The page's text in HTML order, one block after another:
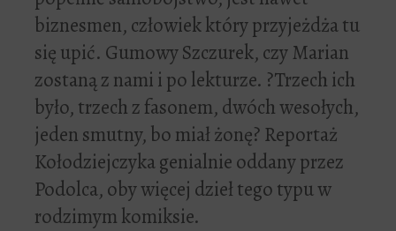
biznesmen, człowiek który przyjeżdża tu
się upić. Gumowy Szczurek, czy Marian
zostaną z nami i po lekturze. ?Trzech ich
było, trzech z fasonem, dwóch wesołych,
jeden smutny, bo miał żonę? Reportaż
Kołodziejczyka genialnie oddany przez
Podolca, oby więcej dzieł tego typu w
rodzimym komiksie.